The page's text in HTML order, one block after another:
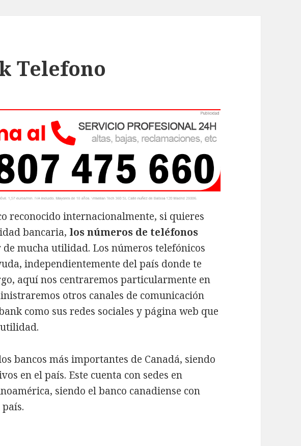
Telefono
reconocido internacionalmente, si quieres
bancaria, los números de teléfonos
de mucha utilidad. Los números telefónicos
independientemente del país donde te
aquí nos centraremos particularmente en
otros canales de comunicación
como sus redes sociales y página web que
bancos más importantes de Canadá, siendo
en el país. Este cuenta con sedes en
siendo el banco canadiense con